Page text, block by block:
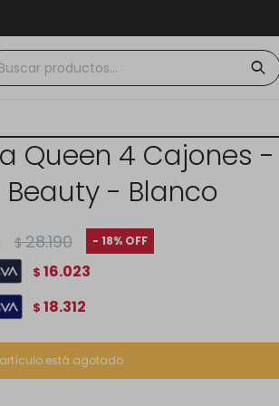
Queen 4 Cajones -
Beauty - Blanco
$ 28.190 18
$ 16.023
$ 18.312
artículo está agotado.